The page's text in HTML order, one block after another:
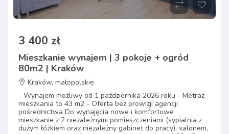
3 400 zł
Mieszkanie wynajem | 3 pokoje + ogród
80m2 | Kraków
Kraków, małopolskie
- Wynajem możliwy od 1 października 2026 roku - Metraż
mieszkania to 43 m2 - Oferta bez prowizji agencji
pośrednictwa Do wynajęcia nowe i komfortowe
mieszkanie z 2 niezależnymi pomieszczeniami (sypialnia z
dużym łóżkiem oraz niezależny gabinet do pracy), salonem,